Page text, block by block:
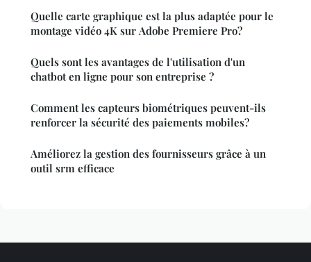
Quelle carte graphique est la plus adaptée pour le
montage vidéo 4K sur Adobe Premiere Pro?
Quels sont les avantages de l'utilisation d'un
chatbot en ligne pour son entreprise ?
Comment les capteurs biométriques peuvent-ils
renforcer la sécurité des paiements mobiles?
Améliorez la gestion des fournisseurs grâce à un
outil srm efficace